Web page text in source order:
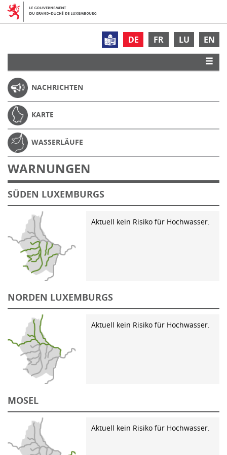
DE FR LU EN
NACHRICHTEN
KARTE
WASSERLÄUFE
WARNUNGEN
SÜDEN LUXEMBURGS
Aktuell kein Risiko für Hochwasser.
NORDEN LUXEMBURGS
Aktuell kein Risiko für Hochwasser.
MOSEL
Aktuell kein Risiko für Hochwasser.